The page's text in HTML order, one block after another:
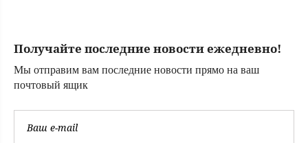
Амурскую
Получайте последние новости ежедневно!
Мы отправим вам последние новости прямо на ваш
почтовый ящик